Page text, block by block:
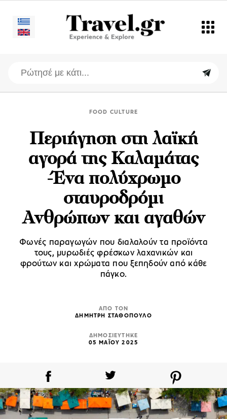
FOOD CULTURE
Περιήγηση στη λαϊκή
αγορά της Καλαμάτας
-Ένα πολύχρωμο
σταυροδρόμι
Ανθρώπων και αγαθών
Φωνές παραγωγών που διαλαλούν τα προϊόντα
τους, μυρωδιές φρέσκων λαχανικών και
φρούτων και χρώματα που ξεπηδούν από κάθε
πάγκο.
ΑΠΟ ΤΟΝ
ΔΗΜΗΤΡΗ ΣΤΑΘΟΠΟΥΛΟ
ΔΗΜΟΣΙΕΥΤΗΚΕ
05 ΜΑΪΟΥ 2025